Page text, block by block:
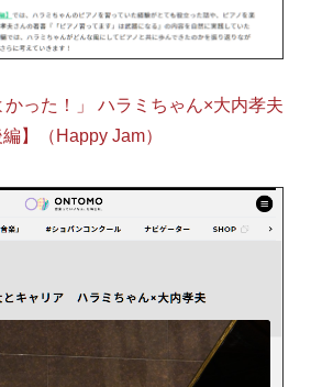
かった！」 ハラミちゃん×大内孝夫
編】（Happy Jam）